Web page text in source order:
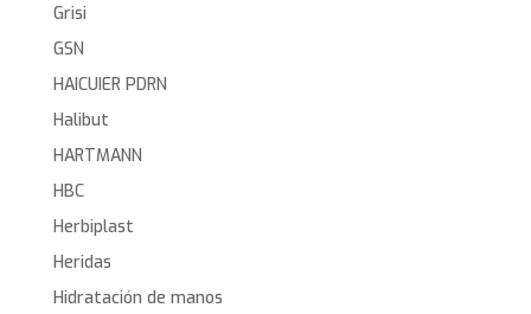
Grisi
GSN
HAICUIER PDRN
Halibut
HARTMANN
HBC
Herbiplast
Heridas
Hidratación de manos